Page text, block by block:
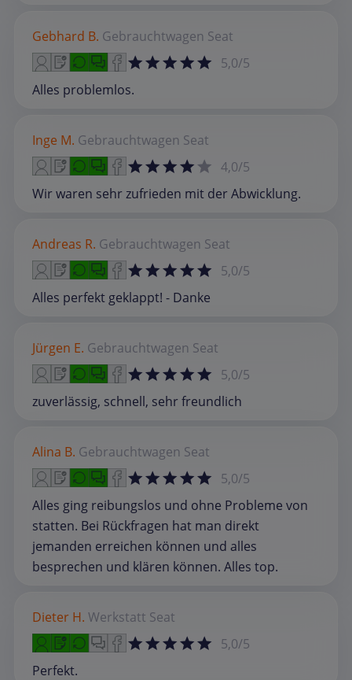
Gebhard B. Gebrauchtwagen Seat
5,0/5
Alles problemlos.
Inge M. Gebrauchtwagen Seat
4,0/5
Wir waren sehr zufrieden mit der Abwicklung.
Andreas R. Gebrauchtwagen Seat
5,0/5
Alles perfekt geklappt! - Danke
Jürgen E. Gebrauchtwagen Seat
5,0/5
zuverlässig, schnell, sehr freundlich
Alina B. Gebrauchtwagen Seat
5,0/5
Alles ging reibungslos und ohne Probleme von
statten. Bei Rückfragen hat man direkt
jemanden erreichen können und alles
besprechen und klären können. Alles top.
Dieter H. Werkstatt Seat
5,0/5
Perfekt.